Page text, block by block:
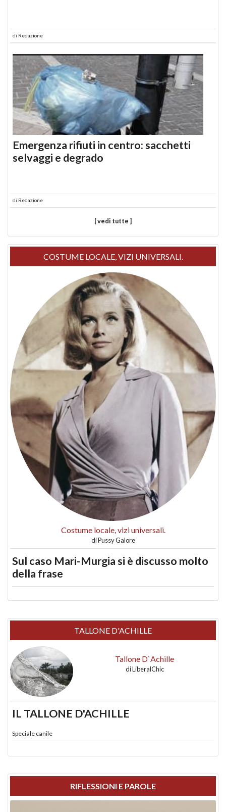
di Redazione
Emergenza rifiuti in centro: sacchetti
selvaggi e degrado
di Redazione
[ vedi tutte ]
COSTUME LOCALE, VIZI UNIVERSALI.
Costume locale, vizi universali.
diPussy Galore
Sul caso Mari-Murgia si è discusso molto
della frase
TALLONE D'ACHILLE
Tallone D`Achille
diLiberalChic
IL TALLONE D'ACHILLE
Speciale canile
RIFLESSIONI E PAROLE